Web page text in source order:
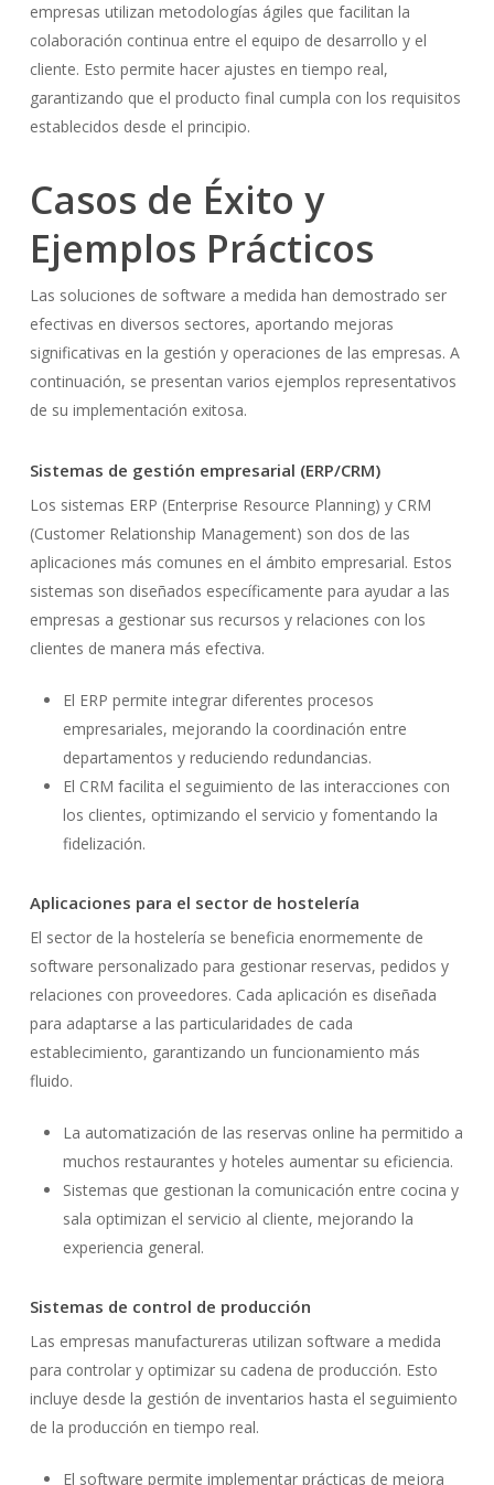
empresas utilizan metodologías ágiles que facilitan la
colaboración continua entre el equipo de desarrollo y el
cliente. Esto permite hacer ajustes en tiempo real,
garantizando que el producto final cumpla con los requisitos
establecidos desde el principio.
Casos de Éxito y
Ejemplos Prácticos
Las soluciones de software a medida han demostrado ser
efectivas en diversos sectores, aportando mejoras
significativas en la gestión y operaciones de las empresas. A
continuación, se presentan varios ejemplos representativos
de su implementación exitosa.
Sistemas de gestión empresarial (ERP/CRM)
Los sistemas ERP (Enterprise Resource Planning) y CRM
(Customer Relationship Management) son dos de las
aplicaciones más comunes en el ámbito empresarial. Estos
sistemas son diseñados específicamente para ayudar a las
empresas a gestionar sus recursos y relaciones con los
clientes de manera más efectiva.
El ERP permite integrar diferentes procesos
empresariales, mejorando la coordinación entre
departamentos y reduciendo redundancias.
El CRM facilita el seguimiento de las interacciones con
los clientes, optimizando el servicio y fomentando la
fidelización.
Aplicaciones para el sector de hostelería
El sector de la hostelería se beneficia enormemente de
software personalizado para gestionar reservas, pedidos y
relaciones con proveedores. Cada aplicación es diseñada
para adaptarse a las particularidades de cada
establecimiento, garantizando un funcionamiento más
fluido.
La automatización de las reservas online ha permitido a
muchos restaurantes y hoteles aumentar su eficiencia.
Sistemas que gestionan la comunicación entre cocina y
sala optimizan el servicio al cliente, mejorando la
experiencia general.
Sistemas de control de producción
Las empresas manufactureras utilizan software a medida
para controlar y optimizar su cadena de producción. Esto
incluye desde la gestión de inventarios hasta el seguimiento
de la producción en tiempo real.
El software permite implementar prácticas de mejora